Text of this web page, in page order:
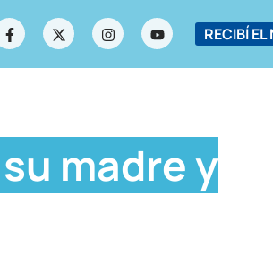
RECIBÍ
madre y